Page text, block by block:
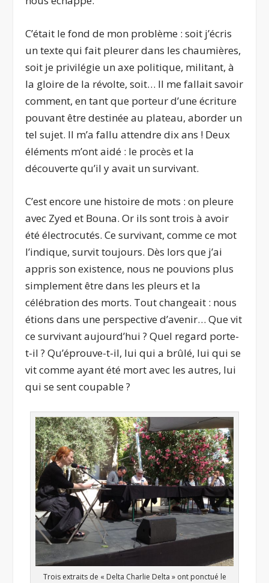
C’était le fond de mon problème : soit j’écris
un texte qui fait pleurer dans les chaumières,
soit je privilégie un axe politique, militant, à
la gloire de la révolte, soit… Il me fallait savoir
comment, en tant que porteur d’une écriture
pouvant être destinée au plateau, aborder un
tel sujet. Il m’a fallu attendre dix ans ! Deux
éléments m’ont aidé : le procès et la
découverte qu’il y avait un survivant.
C’est encore une histoire de mots : on pleure
avec Zyed et Bouna. Or ils sont trois à avoir
été électrocutés. Ce survivant, comme ce mot
l’indique, survit toujours. Dès lors que j’ai
appris son existence, nous ne pouvions plus
simplement être dans les pleurs et la
célébration des morts. Tout changeait : nous
étions dans une perspective d’avenir… Que vit
ce survivant aujourd’hui ? Quel regard porte-
t-il ? Qu’éprouve-t-il, lui qui a brûlé, lui qui se
vit comme ayant été mort avec les autres, lui
qui se sent coupable ?
Trois extraits de « Delta Charlie Delta » ont ponctué le